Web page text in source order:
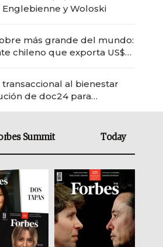
y Woloski
más grande del mundo:
chileno que exporta US$
al bienestar
de doc24 para
Summit Today